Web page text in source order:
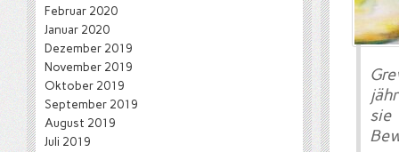
sie
Februar 2020
Januar 2020
Dezember 2019
November 2019
Oktober 2019
September 2019
August 2019
Juli 2019